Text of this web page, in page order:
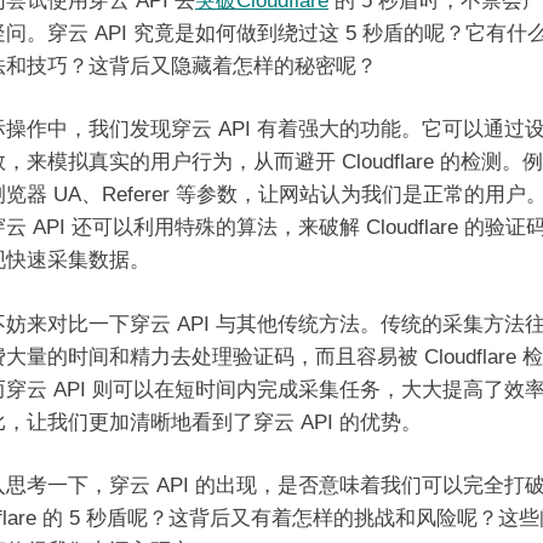
问。穿云 API 究竟是如何做到绕过这 5 秒盾的呢？它有什
和技巧？这背后又隐藏着怎样的秘密呢？
操作中，我们发现穿云 API 有着强大的功能。它可以通过
，来模拟真实的用户行为，从而避开 Cloudflare 的检测。
览器 UA、Referer 等参数，让网站认为我们是正常的用户
云 API 还可以利用特殊的算法，来破解 Cloudflare 的验证
速采集数据。
妨来对比一下穿云 API 与其他传统方法。传统的采集方法
大量的时间和精力去处理验证码，而且容易被 Cloudflare
穿云 API 则可以在短时间内完成采集任务，大大提高了效
让我们更加清晰地看到了穿云 API 的优势。
思考一下，穿云 API 的出现，是否意味着我们可以完全打
的 5 秒盾呢？这背后又有着怎样的挑战和风险呢？这